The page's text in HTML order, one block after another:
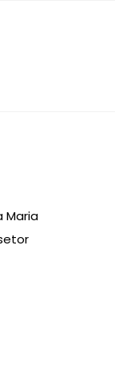
Maria